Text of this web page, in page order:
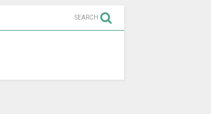
SEARCH